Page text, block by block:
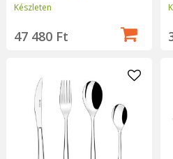
Készleten
47 480 Ft